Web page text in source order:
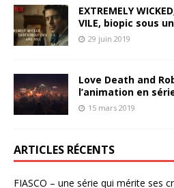
EXTREMELY
VILE, biopic sous
29 juin 2019
Love Death and
l’animation en
15 mars 2019
ARTICLES RÉCENTS
FIASCO – une série qui mérite ses